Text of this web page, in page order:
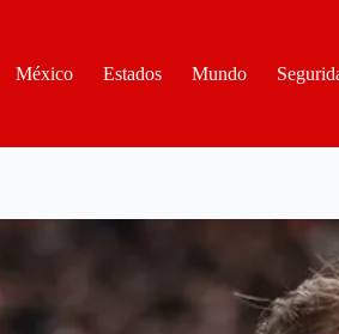
México
Estados Mundo